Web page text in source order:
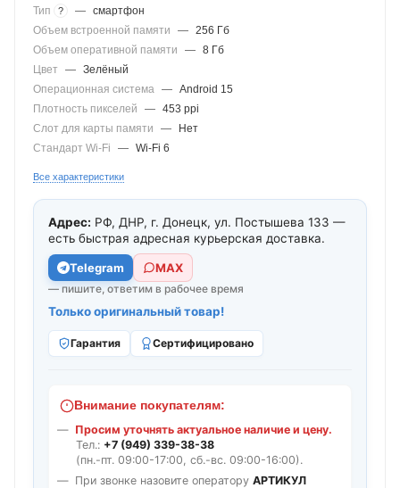
Тип
? — смартфон
Объем встроенной памяти
— 256 Гб
Объем оперативной памяти
— 8 Гб
Цвет
— Зелёный
Операционная система — Android 15
Плотность пикселей
— 453 ppi
Слот для карты памяти
—
Нет
Стандарт Wi-Fi
— Wi-Fi 6
Все характеристики
Адрес: РФ, ДНР, г. Донецк, ул. Постышева 133 —
есть быстрая адресная курьерская доставка.
Telegram МАХ
— пишите, ответим в рабочее время
Только оригинальный товар!
Гарантия Сертифицировано
Внимание покупателям:
Просим уточнять актуальное наличие и цену.
Тел.: +7 (949) 339-38-38
(пн.-пт. 09:00-17:00, сб.-вс. 09:00-16:00).
При звонке назовите оператору АРТИКУЛ